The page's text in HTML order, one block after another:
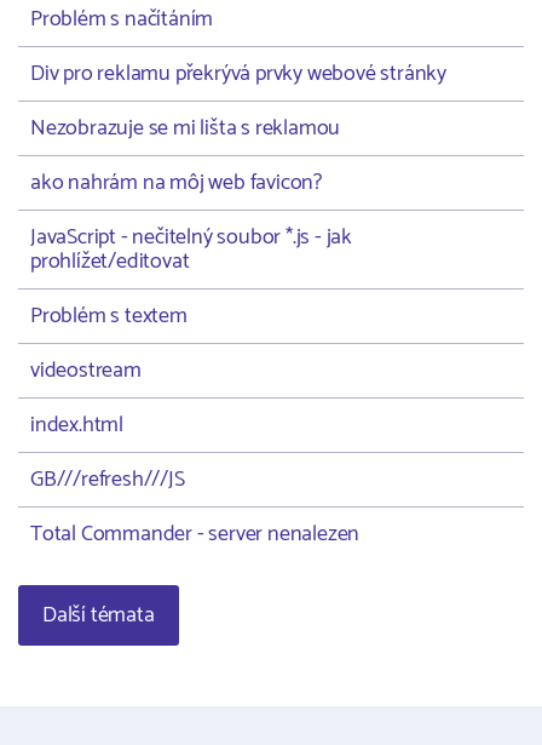
Problém s načítáním
Div pro reklamu překrývá prvky webové stránky
Nezobrazuje se mi lišta s reklamou
ako nahrám na môj web favicon?
JavaScript - nečitelný soubor *.js - jak
prohlížet/editovat
Problém s textem
videostream
index.html
GB///refresh///JS
Total Commander - server nenalezen
Další témata